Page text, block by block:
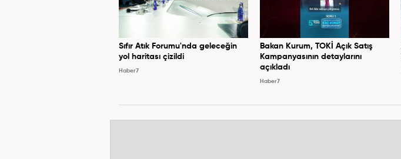
Sıfır Atık Forumu'nda geleceğin
yol haritası çizildi
Haber7
Bakan Kurum, TOKİ Açık Satış
Kampanyasının detaylarını
açıkladı
Haber7